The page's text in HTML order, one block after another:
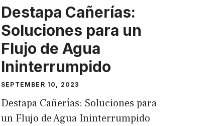
Destapa Cañerías:
Soluciones para un
Flujo de Agua
Ininterrumpido
SEPTEMBER 10, 2023
Destapa Cañerías: Soluciones para
un Flujo de Agua Ininterrumpido